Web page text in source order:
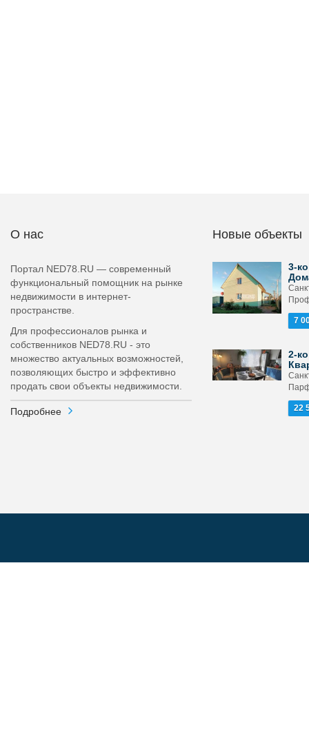
О нас
Портал NED78.RU — современный
функциональный помощник на рынке
недвижимости в интернет-
пространстве.
Для профессионалов рынка и
собственников NED78.RU - это
множество актуальных возможностей,
позволяющих быстро и эффективно
продать свои объекты недвижимости.
Подробнее
Новые объекты
3-
7
2-
22